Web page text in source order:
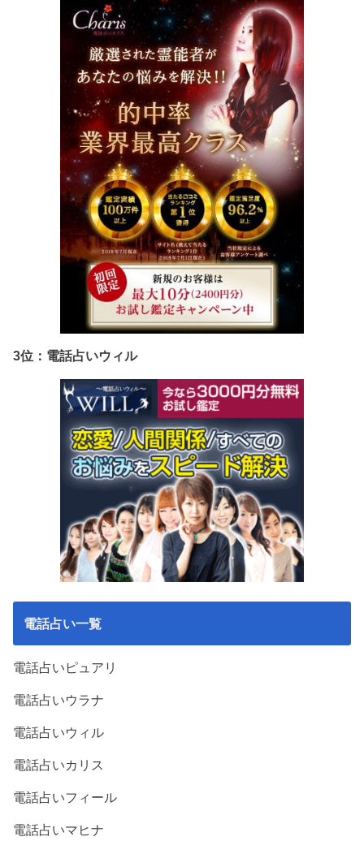
3位：電話占いウィル
電話占い一覧
電話占いピュアリ
電話占いウラナ
電話占いウィル
電話占いカリス
電話占いフィール
電話占いマヒナ